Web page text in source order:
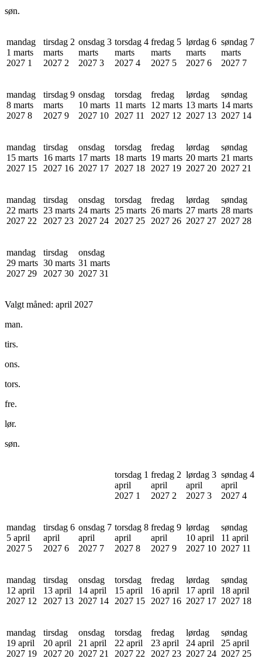
søn.
mandag
1 marts
2027 1
tirsdag 2
marts
2027 2
onsdag 3
marts
2027 3
torsdag 4
marts
2027 4
fredag 5
marts
2027 5
lørdag 6
marts
2027 6
søndag 7
marts
2027 7
mandag
8 marts
2027 8
tirsdag 9
marts
2027 9
onsdag
10 marts
2027 10
torsdag
11 marts
2027 11
fredag
12 marts
2027 12
lørdag
13 marts
2027 13
søndag
14 marts
2027 14
mandag
15 marts
2027 15
tirsdag
16 marts
2027 16
onsdag
17 marts
2027 17
torsdag
18 marts
2027 18
fredag
19 marts
2027 19
lørdag
20 marts
2027 20
søndag
21 marts
2027 21
mandag
22 marts
2027 22
tirsdag
23 marts
2027 23
onsdag
24 marts
2027 24
torsdag
25 marts
2027 25
fredag
26 marts
2027 26
lørdag
27 marts
2027 27
søndag
28 marts
2027 28
mandag
29 marts
2027 29
tirsdag
30 marts
2027 30
onsdag
31 marts
2027 31
Valgt måned: april 2027
man.
tirs.
ons.
tors.
fre.
lør.
søn.
torsdag 1
april
2027 1
fredag 2
april
2027 2
lørdag 3
april
2027 3
søndag 4
april
2027 4
mandag
5 april
2027 5
tirsdag 6
april
2027 6
onsdag 7
april
2027 7
torsdag 8
april
2027 8
fredag 9
april
2027 9
lørdag
10 april
2027 10
søndag
11 april
2027 11
mandag
12 april
2027 12
tirsdag
13 april
2027 13
onsdag
14 april
2027 14
torsdag
15 april
2027 15
fredag
16 april
2027 16
lørdag
17 april
2027 17
søndag
18 april
2027 18
mandag
19 april
2027 19
tirsdag
20 april
2027 20
onsdag
21 april
2027 21
torsdag
22 april
2027 22
fredag
23 april
2027 23
lørdag
24 april
2027 24
søndag
25 april
2027 25